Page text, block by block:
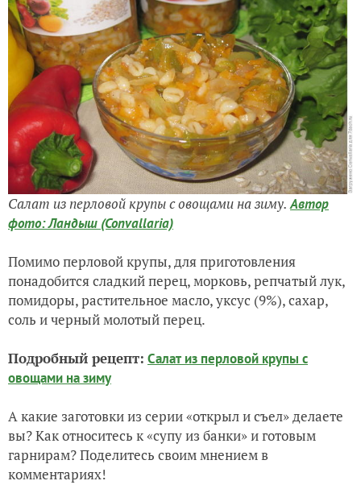
Салат из перловой крупы с овощами на зиму.Автор
фото: Ландыш (Convallaria)
Помимо перловой крупы, для приготовления
понадобится сладкий перец, морковь, репчатый лук,
помидоры, растительное масло, уксус (9%), сахар,
соль и черный молотый перец.
Подробный рецепт: Салат из перловой крупы с
овощами на зиму
А какие заготовки из серии «открыл и съел» делаете
вы? Как относитесь к «супу из банки» и готовым
гарнирам? Поделитесь своим мнением в
комментариях!